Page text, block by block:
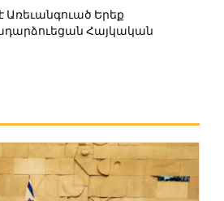
Առեւանգուած Երեք
Հայկական